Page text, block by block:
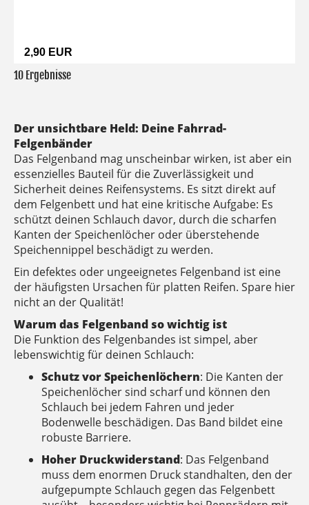
2,90 EUR
10 Ergebnisse
Der unsichtbare Held: Deine Fahrrad-
Felgenbänder
Das Felgenband mag unscheinbar wirken, ist aber ein
essenzielles Bauteil für die Zuverlässigkeit und
Sicherheit deines Reifensystems. Es sitzt direkt auf
dem Felgenbett und hat eine kritische Aufgabe: Es
schützt deinen Schlauch davor, durch die scharfen
Kanten der Speichenlöcher oder überstehende
Speichennippel beschädigt zu werden.
Ein defektes oder ungeeignetes Felgenband ist eine
der häufigsten Ursachen für platten Reifen. Spare hier
nicht an der Qualität!
Warum das Felgenband so wichtig ist
Die Funktion des Felgenbandes ist simpel, aber
lebenswichtig für deinen Schlauch:
Schutz vor Speichenlöchern: Die Kanten der
Speichenlöcher sind scharf und können den
Schlauch bei jedem Fahren und jeder
Bodenwelle beschädigen. Das Band bildet eine
robuste Barriere.
Hoher Druckwiderstand: Das Felgenband
muss dem enormen Druck standhalten, den der
aufgepumpte Schlauch gegen das Felgenbett